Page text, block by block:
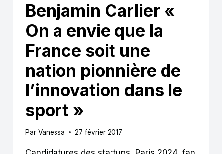
Benjamin Carlier «
On a envie que la
France soit une
nation pionnière de
l’innovation dans le
sport »
Par Vanessa 27 février 2017